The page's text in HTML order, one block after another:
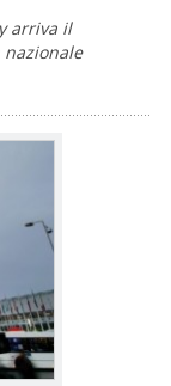
arriva il
nazionale